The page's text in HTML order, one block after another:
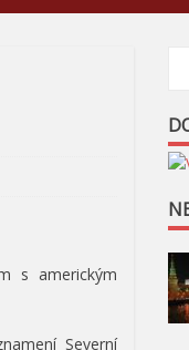
s americkým
Severní